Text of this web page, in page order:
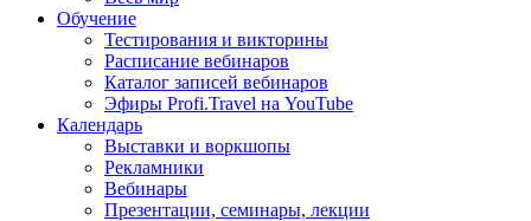
Обучение
Тестирования и викторины
Расписание вебинаров
Каталог записей вебинаров
Эфиры Profi.Travel на YouTube
Календарь
Выставки и воркшопы
Рекламники
Вебинары
Презентации, семинары, лекции